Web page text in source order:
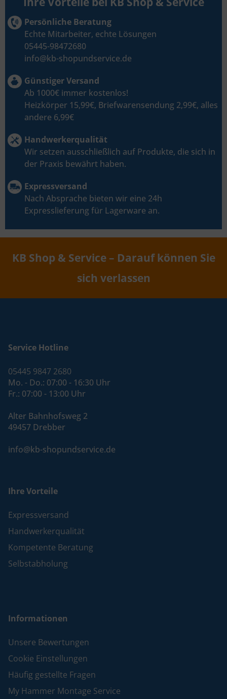
Persönliche Beratung
Echte Mitarbeiter, echte Lösungen
05445-98472680
info@kb-shopundservice.de
Günstiger Versand
Ab 1000€ immer kostenlos!
Heizkörper 15,99€, Briefwarensendung 2,99€, alles
andere 6,99€
Handwerkerqualität
Wir setzen ausschließlich auf Produkte, die sich in
der Praxis bewährt haben.
Expressversand
Nach Absprache bieten wir eine 24h
Expresslieferung für Lagerware an.
KB Shop & Service – Darauf können Sie
sich verlassen
Service Hotline
05445 9847 2680
Mo. - Do.: 07:00 - 16:30 Uhr
Fr.: 07:00 - 13:00 Uhr
Alter Bahnhofsweg 2
49457 Drebber
info@kb-shopundservice.de
Ihre Vorteile
Expressversand
Handwerkerqualität
Kompetente Beratung
Selbstabholung
Informationen
Unsere Bewertungen
Cookie Einstellungen
Häufig gestellte Fragen
My Hammer Montage Service